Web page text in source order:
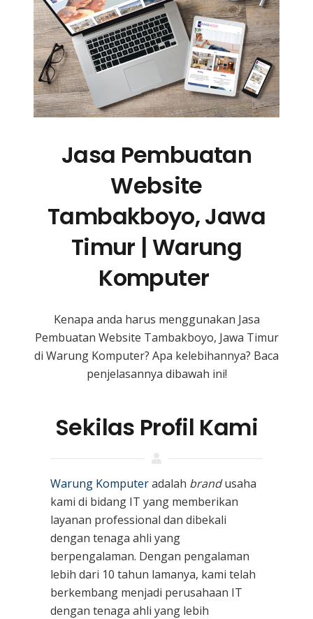
Jasa Pembuatan
Website
Tambakboyo, Jawa
Timur | Warung
Komputer
Kenapa anda harus menggunakan Jasa
Pembuatan Website Tambakboyo, Jawa Timur
di Warung Komputer? Apa kelebihannya? Baca
penjelasannya dibawah ini!
Sekilas Profil Kami
Warung Komputeradalah brandusaha
kami di bidang IT yang memberikan
layanan professional dan dibekali
dengan tenaga ahli yang
berpengalaman. Dengan pengalaman
lebih dari 10 tahun lamanya, kami telah
berkembang menjadi perusahaan IT
dengan tenaga ahli yang lebih